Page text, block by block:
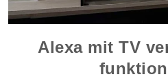
Alexa mit TV